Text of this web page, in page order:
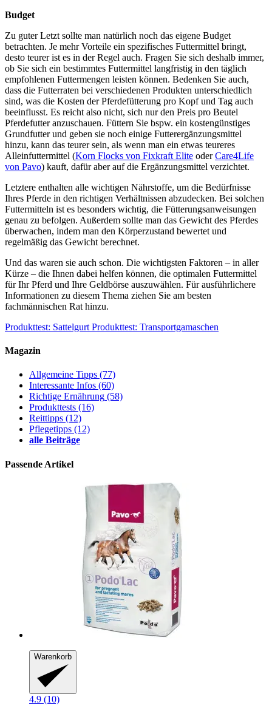
Budget
Zu guter Letzt sollte man natürlich noch das eigene Budget
betrachten. Je mehr Vorteile ein spezifisches Futtermittel bringt,
desto teurer ist es in der Regel auch. Fragen Sie sich deshalb immer,
ob Sie sich ein bestimmtes Futtermittel langfristig in den täglich
empfohlenen Futtermengen leisten können. Bedenken Sie auch,
dass die Futterraten bei verschiedenen Produkten unterschiedlich
sind, was die Kosten der Pferdefütterung pro Kopf und Tag auch
beeinflusst. Es reicht also nicht, sich nur den Preis pro Beutel
Pferdefutter anzuschauen. Füttern Sie bspw. ein kostengünstiges
Grundfutter und geben sie noch einige Futterergänzungsmittel
hinzu, kann das teurer sein, als wenn man ein etwas teureres
Alleinfuttermittel (Korn Flocks von Fixkraft Elite oderCare4Life
von Pavo) kauft, dafür aber auf die Ergänzungsmittel verzichtet.
Letztere enthalten alle wichtigen Nährstoffe, um die Bedürfnisse
Ihres Pferde in den richtigen Verhältnissen abzudecken. Bei solchen
Futtermitteln ist es besonders wichtig, die Fütterungsanweisungen
genau zu befolgen. Außerdem sollte man das Gewicht des Pferdes
überwachen, indem man den Körperzustand bewertet und
regelmäßig das Gewicht berechnet.
Und das waren sie auch schon. Die wichtigsten Faktoren – in aller
Kürze – die Ihnen dabei helfen können, die optimalen Futtermittel
für Ihr Pferd und Ihre Geldbörse auszuwählen. Für ausführlichere
Informationen zu diesem Thema ziehen Sie am besten
fachmännischen Rat hinzu.
Produkttest: Sattelgurt Produkttest: Transportgamaschen
Magazin
Allgemeine Tipps (77)
Interessante Infos (60)
Richtige Ernährung (58)
Produkttests (16)
Reittipps (12)
Pflegetipps (12)
alle Beiträge
Passende Artikel
Warenkorb
4.9 (10)